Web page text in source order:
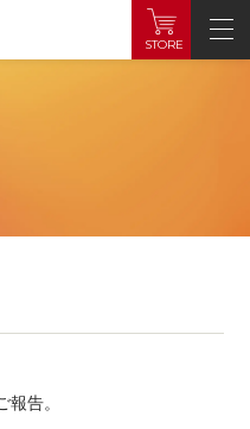
STORE
報告。